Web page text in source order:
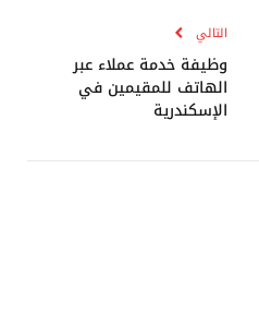
التالي
وظيفة خدمة عملاء عبر
الهاتف للمقيمين في
الإسكندرية